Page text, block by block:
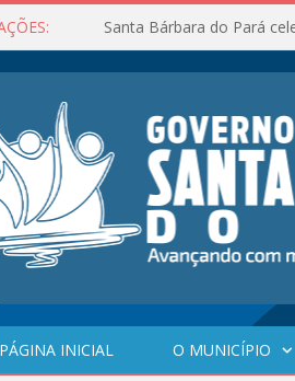
Santa Bárbara do Pará
PÁGINA INICIAL O MUNICÍPIO